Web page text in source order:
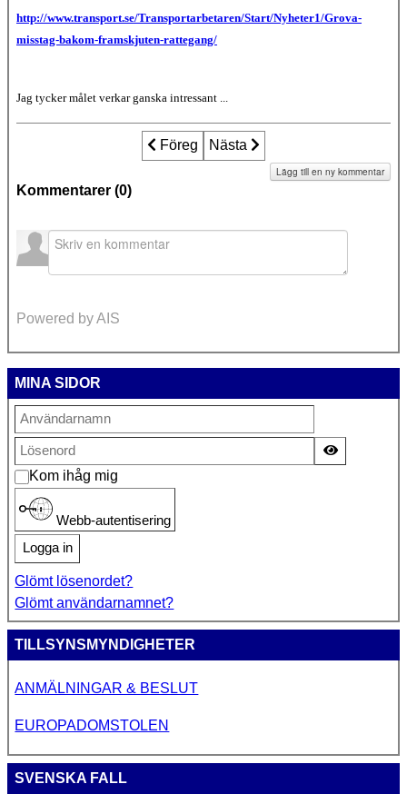
http://www.transport.se/Transportarbetaren/Start/Nyheter1/Grova-
misstag-bakom-framskjuten-rattegang/
Jag tycker målet verkar ganska intressant ...
Föregående artikel: Konferens:
Föreg Nästa artikel: "Jag efterlyser
Nästa
Kommentarer (0)
Lägg till en ny kommentar
Powered by AIS
MINA SIDOR
Kom ihåg mig
Webb-autentisering
Logga in
Glömt lösenordet?
Glömt användarnamnet?
TILLSYNSMYNDIGHETER
ANMÄLNINGAR & BESLUT
EUROPADOMSTOLEN
SVENSKA FALL